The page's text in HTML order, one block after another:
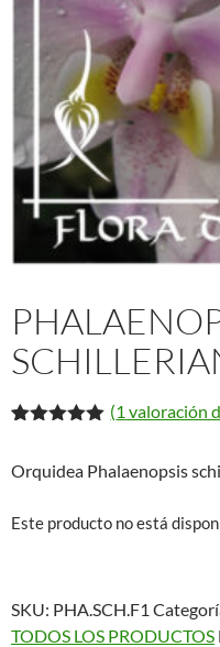
5 en base
cliente
(1 valoración
Orquidea Phalaenopsis
Este producto no está
SKU: PHA.SCH.F1
TODOS LOS PRODUCTOS